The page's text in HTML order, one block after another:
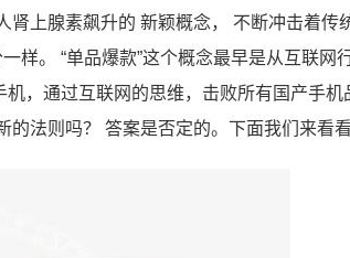
肾上腺素飙升的 新颖概念， 不断冲击着传
样。 “单品爆款”这个概念最早是从互联网
，通过互联网的思维，击败所有国产手机
的法则吗？ 答案是否定的。下面我们来看